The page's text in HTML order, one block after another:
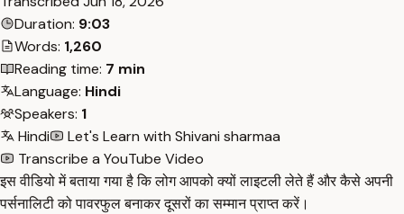
Duration: 9:03
Words: 1,260
Reading time: 7 min
Language: Hindi
Speakers: 1
Hindi
Let's Learn with Shivani sharmaa
Transcribe a YouTube Video
इस वीडियो में बताया गया है कि लोग आपको क्यों लाइटली लेते हैं और कैसे अपनी
पर्सनालिटी को पावरफुल बनाकर दूसरों का सम्मान प्राप्त करें।